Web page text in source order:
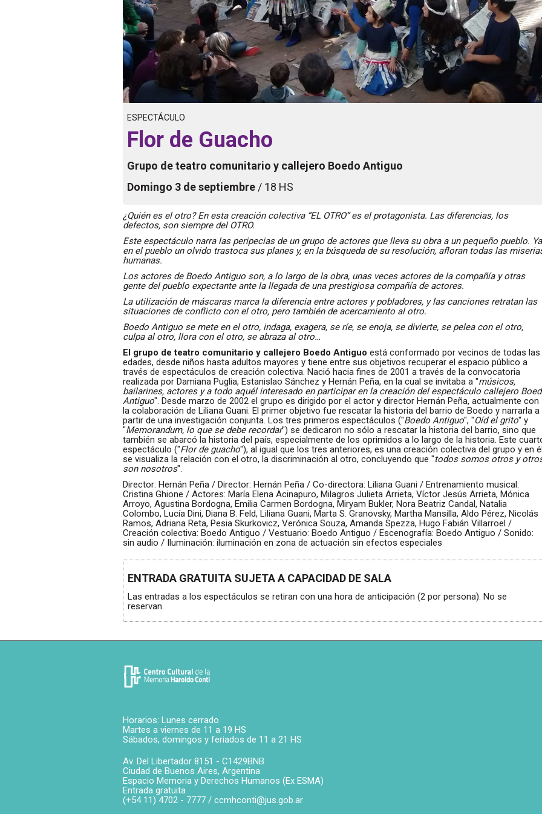
ESPECTÁCULO
Flor de Guacho
Grupo de teatro comunitario y callejero Boedo Antiguo
Domingo 3 de septiembre/ 18 HS
¿Quién es el otro? En esta creación colectiva “EL OTRO” es el protagonista. Las diferencias, los
defectos, son siempre del OTRO.
Este espectáculo narra las peripecias de un grupo de actores que lleva su obra a un pequeño pueblo. Ya
en el pueblo un olvido trastoca sus planes y, en la búsqueda de su resolución, afloran todas las
humanas.
Los actores de Boedo Antiguo son, a lo largo de la obra, unas veces actores de la compañía y otras
gente del pueblo expectante ante la llegada de una prestigiosa compañía de actores.
La utilización de máscaras marca la diferencia entre actores y pobladores, y las canciones retratan las
situaciones de conflicto con el otro, pero también de acercamiento al otro.
Boedo Antiguo se mete en el otro, indaga, exagera, se ríe, se enoja, se divierte, se pelea con el otro,
culpa al otro, llora con el otro, se abraza al otro…
El grupo de teatro comunitario y callejero Boedo Antiguo está conformado por vecinos de todas las
edades, desde niños hasta adultos mayores y tiene entre sus objetivos recuperar el espacio público a
través de espectáculos de creación colectiva. Nació hacia fines de 2001 a través de la convocatoria
realizada por Damiana Puglia, Estanislao Sánchez y Hernán Peña, en la cual se invitaba a "músicos,
bailarines, actores y a todo aquél interesado en participar en la creación del espectáculo callejero
Antiguo". Desde marzo de 2002 el grupo es dirigido por el actor y director Hernán Peña, actualmente con
la colaboración de Liliana Guani. El primer objetivo fue rescatar la historia del barrio de Boedo y narrarla a
partir de una investigación conjunta. Los tres primeros espectáculos ("Boedo Antiguo", "Oíd el grito" y
"Memorandum, lo que se debe recordar") se dedicaron no sólo a rescatar la historia del barrio, sino que
también se abarcó la historia del país, especialmente de los oprimidos a lo largo de la historia. Este
espectáculo ("Flor de guacho"), al igual que los tres anteriores, es una creación colectiva del grupo y en él
se visualiza la relación con el otro, la discriminación al otro, concluyendo que "todos somos otros y
son nosotros".
Director: Hernán Peña / Director: Hernán Peña / Co-directora: Liliana Guani / Entrenamiento musical:
Cristina Ghione / Actores: María Elena Acinapuro, Milagros Julieta Arrieta, Víctor Jesús Arrieta, Mónica
Arroyo, Agustina Bordogna, Emilia Carmen Bordogna, Miryam Bukler, Nora Beatriz Candal, Natalia
Colombo, Lucía Dini, Diana B. Feld, Liliana Guani, Marta S. Granovsky, Martha Mansilla, Aldo Pérez, Nicolás
Ramos, Adriana Reta, Pesia Skurkovicz, Verónica Souza, Amanda Spezza, Hugo Fabián Villarroel /
Creación colectiva: Boedo Antiguo / Vestuario: Boedo Antiguo / Escenografía: Boedo Antiguo / Sonido:
sin audio / Iluminación: iluminación en zona de actuación sin efectos especiales
ENTRADA GRATUITA SUJETA A CAPACIDAD DE SALA
Las entradas a los espectáculos se retiran con una hora de anticipación (2 por persona). No se
reservan.
Horarios: Lunes cerrado
Martes a viernes de 11 a 19 HS
Sábados, domingos y feriados de 11 a 21 HS
Av. Del Libertador 8151 - C1429BNB
Ciudad de Buenos Aires, Argentina
Espacio Memoria y Derechos Humanos (Ex ESMA)
Entrada gratuita
(+54 11) 4702 - 7777 / ccmhconti@jus.gob.ar